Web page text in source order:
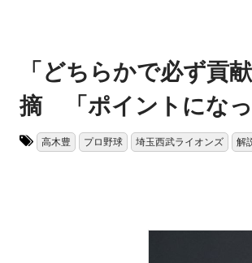
「どちらかで必ず貢
摘 「ポイントになっ
高木豊 プロ野球 埼玉西武ライオンズ 解